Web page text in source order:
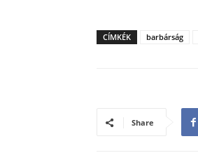
CÍMKÉK barbárság
Share